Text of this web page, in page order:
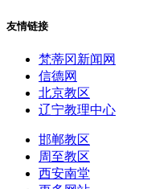
友情链接
梵蒂冈新闻网
信德网
北京教区
辽宁教理中心
邯郸教区
周至教区
西安南堂